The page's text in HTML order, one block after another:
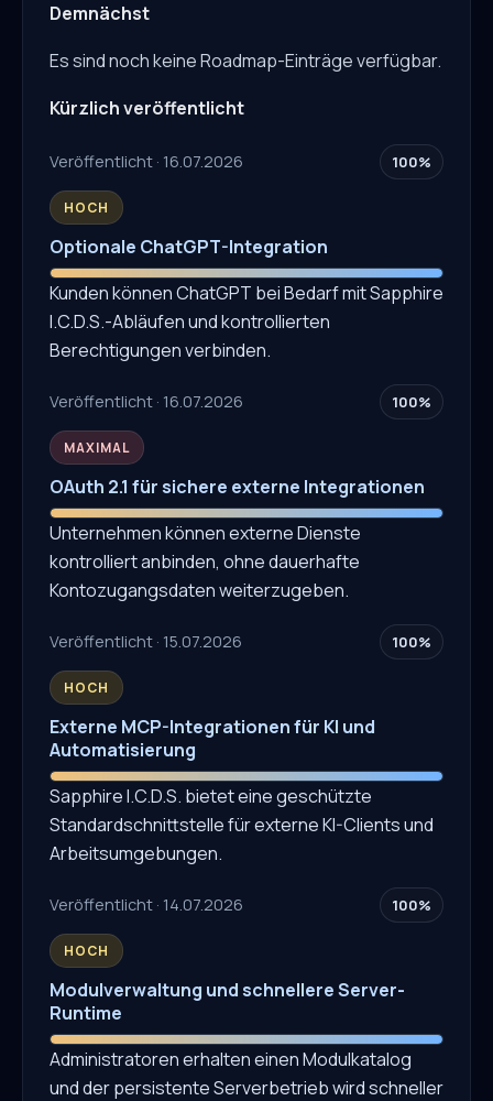
Demnächst
Es sind noch keine Roadmap-Einträge verfügbar.
Kürzlich veröffentlicht
Veröffentlicht · 16.07.2026 100%
HOCH
Optionale ChatGPT-Integration
Kunden können ChatGPT bei Bedarf mit Sapphire
I.C.D.S.-Abläufen und kontrollierten
Berechtigungen verbinden.
Veröffentlicht · 16.07.2026 100%
MAXIMAL
OAuth 2.1 für sichere externe Integrationen
Unternehmen können externe Dienste
kontrolliert anbinden, ohne dauerhafte
Kontozugangsdaten weiterzugeben.
Veröffentlicht · 15.07.2026 100%
HOCH
Externe MCP-Integrationen für KI und
Automatisierung
Sapphire I.C.D.S. bietet eine geschützte
Standardschnittstelle für externe KI-Clients und
Arbeitsumgebungen.
Veröffentlicht · 14.07.2026 100%
HOCH
Modulverwaltung und schnellere Server-
Runtime
Administratoren erhalten einen Modulkatalog
und der persistente Serverbetrieb wird schneller